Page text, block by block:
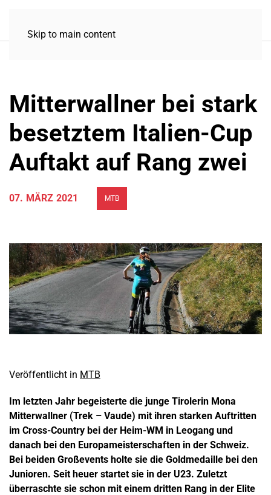
Skip to main content
Mitterwallner bei stark
besetztem Italien-Cup
Auftakt auf Rang zwei
07. MÄRZ 2021 MTB
Veröffentlicht in MTB
Im letzten Jahr begeisterte die junge Tirolerin Mona
Mitterwallner (Trek – Vaude) mit ihren starken Auftritten
im Cross-Country bei der Heim-WM in Leogang und
danach bei den Europameisterschaften in der Schweiz.
Bei beiden Großevents holte sie die Goldmedaille bei den
Junioren. Seit heuer startet sie in der U23. Zuletzt
überraschte sie schon mit einem dritten Rang in der Elite